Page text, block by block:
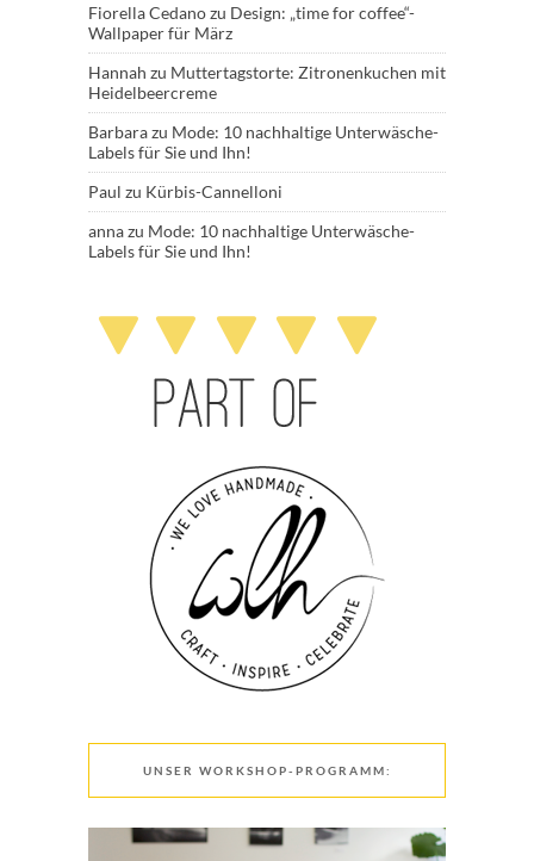
Fiorella Cedanozu Design: „time for coffee“-
Wallpaper für März
Hannah zu Muttertagstorte: Zitronenkuchen mit
Heidelbeercreme
Barbarazu Mode: 10 nachhaltige Unterwäsche-
Labels für Sie und Ihn!
Paul zu Kürbis-Cannelloni
annazu Mode: 10 nachhaltige Unterwäsche-
Labels für Sie und Ihn!
UNSER WORKSHOP-PROGRAMM: